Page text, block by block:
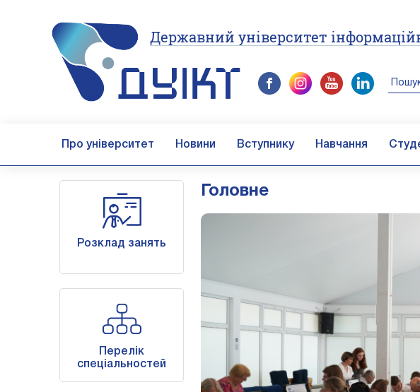
Державний університет
Про університет Новини Вступнику Навчання
Розклад занять
Перелік
спеціальностей
Головне